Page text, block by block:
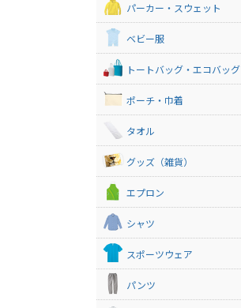
パーカー・スウェット
ベビー服
トートバッグ・エコバッグ
ポーチ・巾着
タオル
グッズ（雑貨）
エプロン
シャツ
スポーツウェア
パンツ